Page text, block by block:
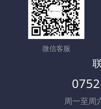
微信客服
周一至周